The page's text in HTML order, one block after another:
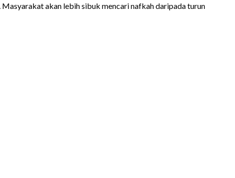
akan lebih sibuk mencari nafkah daripada turun